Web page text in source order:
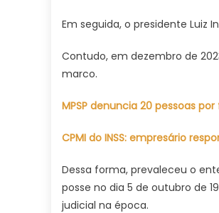
Em seguida, o presidente Luiz
Contudo, em dezembro de
marco.
MPSP denuncia 20 pessoas
CPMI do INSS: empresário
Dessa forma, prevaleceu o
posse no dia 5 de outubro de
judicial na época.